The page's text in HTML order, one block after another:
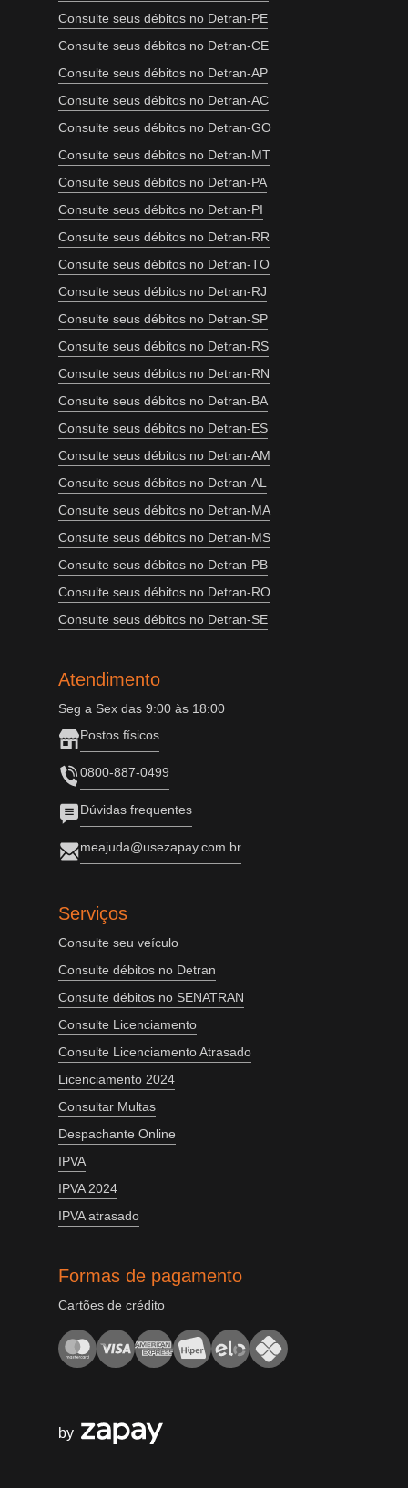
Consulte seus débitos no Detran-PE
Consulte seus débitos no Detran-CE
Consulte seus débitos no Detran-AP
Consulte seus débitos no Detran-AC
Consulte seus débitos no Detran-GO
Consulte seus débitos no Detran-MT
Consulte seus débitos no Detran-PA
Consulte seus débitos no Detran-PI
Consulte seus débitos no Detran-RR
Consulte seus débitos no Detran-TO
Consulte seus débitos no Detran-RJ
Consulte seus débitos no Detran-SP
Consulte seus débitos no Detran-RS
Consulte seus débitos no Detran-RN
Consulte seus débitos no Detran-BA
Consulte seus débitos no Detran-ES
Consulte seus débitos no Detran-AM
Consulte seus débitos no Detran-AL
Consulte seus débitos no Detran-MA
Consulte seus débitos no Detran-MS
Consulte seus débitos no Detran-PB
Consulte seus débitos no Detran-RO
Consulte seus débitos no Detran-SE
Atendimento
Seg a Sex das 9:00 às 18:00
Postos físicos
0800-887-0499
Dúvidas frequentes
meajuda@usezapay.com.br
Serviços
Consulte seu veículo
Consulte débitos no Detran
Consulte débitos no SENATRAN
Consulte Licenciamento
Consulte Licenciamento Atrasado
Licenciamento 2024
Consultar Multas
Despachante Online
IPVA
IPVA 2024
IPVA atrasado
Formas de pagamento
Cartões de crédito
by